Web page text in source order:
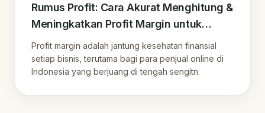
Rumus Profit: Cara Akurat Menghitung &
Meningkatkan Profit Margin untuk
Penjual Online di Era Digital
Profit margin adalah jantung kesehatan finansial
setiap bisnis, terutama bagi para penjual online di
Indonesia yang berjuang di tengah sengitn.